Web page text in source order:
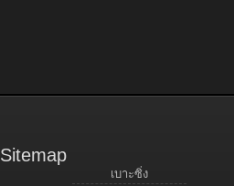
Sitemap
เบาะซิ่ง